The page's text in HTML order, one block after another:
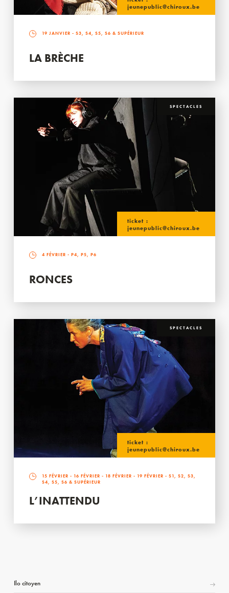
jeunepublic@chiroux.be
19 JANVIER - S3, S4, S5, S6 & SUPÉRIEUR
LA BRÈCHE
SPECTACLES
ticket :
jeunepublic@chiroux.be
4 FÉVRIER - P4, P5, P6
RONCES
SPECTACLES
ticket :
jeunepublic@chiroux.be
15 FÉVRIER - 16 FÉVRIER - 18 FÉVRIER - 19 FÉVRIER - S1, S2, S3,
S4, S5, S6 & SUPÉRIEUR
L’INATTENDU
Ilo citoyen